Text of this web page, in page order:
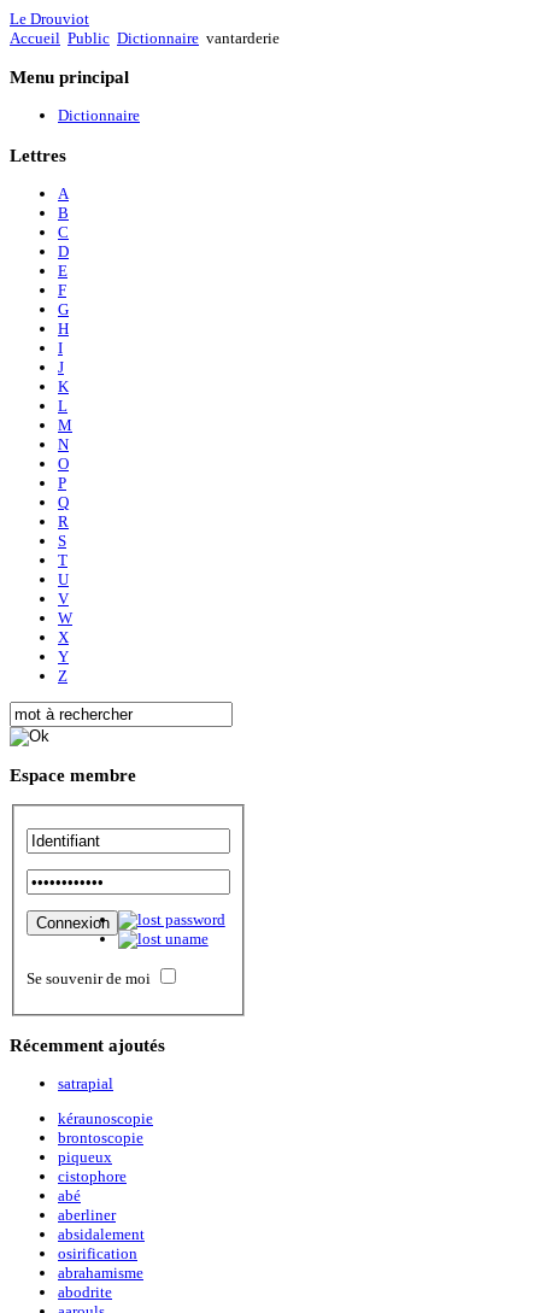
Le Drouviot
Accueil Public Dictionnaire vantarderie
Menu principal
Dictionnaire
Lettres
A
B
C
D
E
F
G
H
I
J
K
L
M
N
O
P
Q
R
S
T
U
V
W
X
Y
Z
Espace membre
Se souvenir de moi
Récemment ajoutés
satrapial
kéraunoscopie
brontoscopie
piqueux
cistophore
abé
aberliner
absidalement
osirification
abrahamisme
abodrite